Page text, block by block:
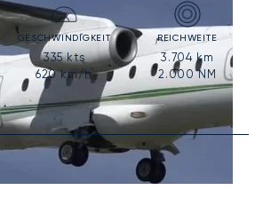
GESCHWINDIGKEIT
335kts
620km/h
REICHWEITE
3.704km
2.000NM